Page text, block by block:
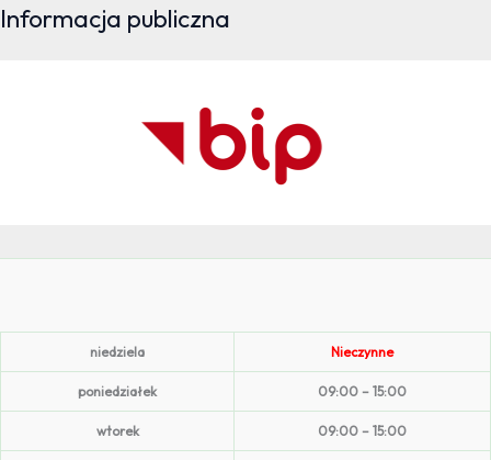
Informacja publiczna
niedziela Nieczynne
poniedziałek 09:00 – 15:00
wtorek 09:00 – 15:00